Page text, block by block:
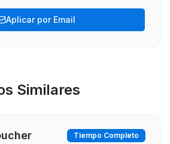
Aplicar por Email
Similares
Tiempo Completo